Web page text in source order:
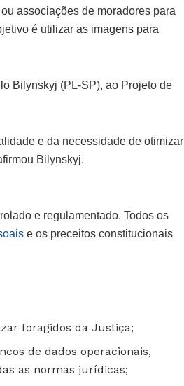
associações de moradores para
é utilizar as imagens para
Bilynskyj (PL-SP), ao Projeto de
e da necessidade de otimizar
Bilynskyj.
e regulamentado. Todos os
e os preceitos constitucionais
foragidos da Justiça;
de dados operacionais,
as normas jurídicas;